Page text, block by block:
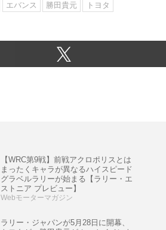
エバンス 勝田貴元
トヨタ
【WRC第9戦】前戦アクロポリスとは
まったくキャラが異なるハイスピード
グラベルラリーが始まる【ラリー・エ
ストニア プレビュー】
Webモーターマガジン
ラリー・ジャパンが5月28日に開幕、